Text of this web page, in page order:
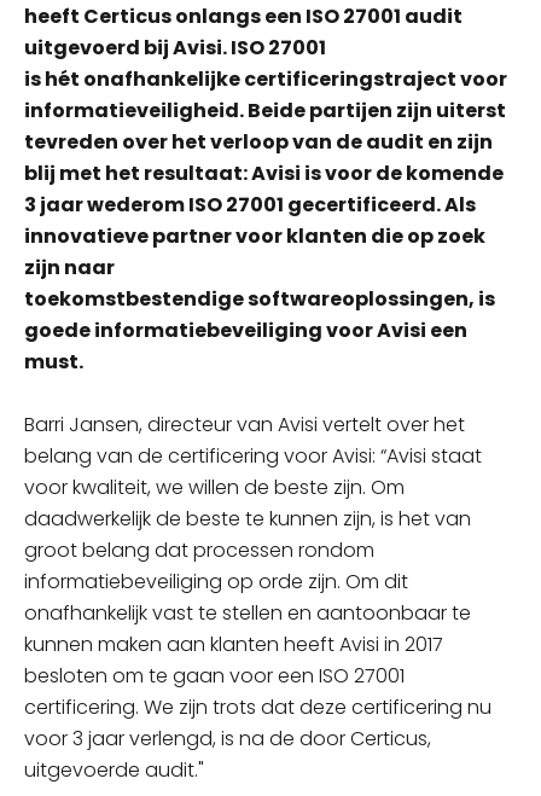
heeft Certicus onlangs een ISO 27001 audit
uitgevoerd bij Avisi. ISO 27001
is hét onafhankelijke certificeringstraject voor
informatieveiligheid. Beide partijen zijn uiterst
tevreden over het verloop van de audit en zijn
blij met het resultaat: Avisi is voor de komende
3 jaar wederom ISO 27001 gecertificeerd. Als
innovatieve partner voor klanten die op zoek
zijn naar
toekomstbestendige softwareoplossingen, is
goede informatiebeveiliging voor Avisi een
must.
Barri Jansen, directeur van Avisi vertelt over het
belang van de certificering voor Avisi: “Avisi staat
voor kwaliteit, we willen de beste zijn. Om
daadwerkelijk de beste te kunnen zijn, is het van
groot belang dat processen rondom
informatiebeveiliging op orde zijn. Om dit
onafhankelijk vast te stellen en aantoonbaar te
kunnen maken aan klanten heeft Avisi in 2017
besloten om te gaan voor een ISO 27001
certificering. We zijn trots dat deze certificering nu
voor 3 jaar verlengd, is na de door Certicus,
uitgevoerde audit."